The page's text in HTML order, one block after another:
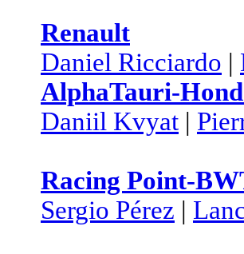
Renault
Daniel Ricciardo |
AlphaTauri-
Daniil Kvyat |
Racing Point-
Sergio Pérez |